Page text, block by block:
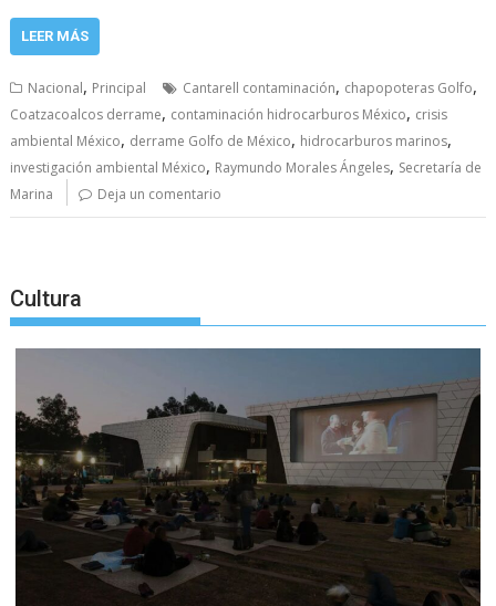
LEER MÁS
Nacional, Principal Cantarell contaminación, chapopoteras Golfo,
Coatzacoalcos derrame, contaminación hidrocarburos México, crisis
ambiental México, derrame Golfo de México, hidrocarburos marinos,
investigación ambiental México, Raymundo Morales Ángeles, Secretaría de
Marina
Deja un comentario
Cultura